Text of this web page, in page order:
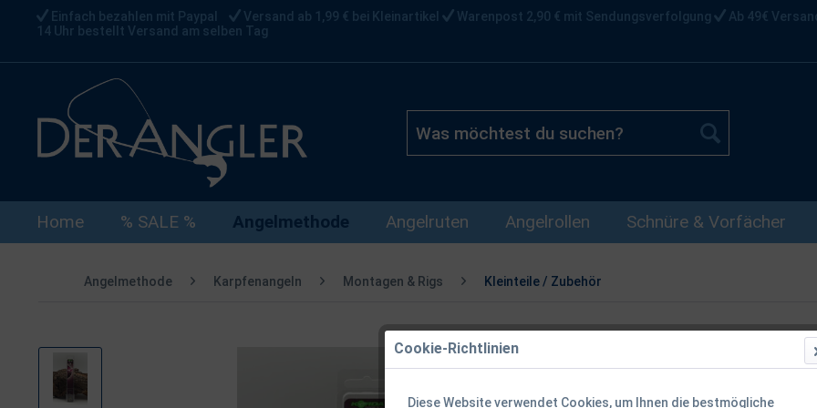
Einfach bezahlen mit Paypal Versand ab 1,99 € bei Kleinartikel Warenpost 2,90 € mit Sendungsverfolgung Ab 49€
14 Uhr bestellt Versand am selben Tag
Home % SALE % Angelmethode Angelruten Angelrollen Schnüre & Vorfächer
Angelmethode Karpfenangeln Montagen & Rigs Kleinteile / Zubehör
Korda Multi
30lb
Cookie-Richtlinien
Diese Website verwendet Cookies, um Ihnen die bestmögliche